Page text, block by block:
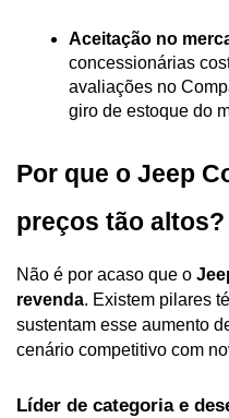
Aceitação no
concessionárias
avaliações no
giro de estoque do
Por que o Jeep
preços tão altos?
Não é por acaso que o
revenda. Existem pilares
sustentam esse aumento
cenário competitivo com
Líder de categoria e